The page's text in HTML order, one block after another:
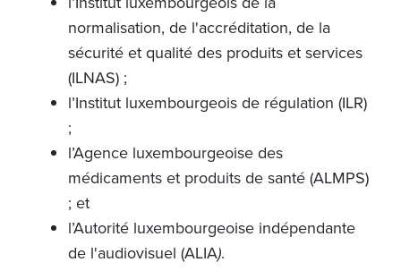
normalisation, de l'accréditation, de la
sécurité et qualité des produits et services
(ILNAS) ;
l’Institut luxembourgeois de régulation (ILR)
;
l’Agence luxembourgeoise des
médicaments et produits de santé (ALMPS)
; et
l’Autorité luxembourgeoise indépendante
de l'audiovisuel (ALIA).